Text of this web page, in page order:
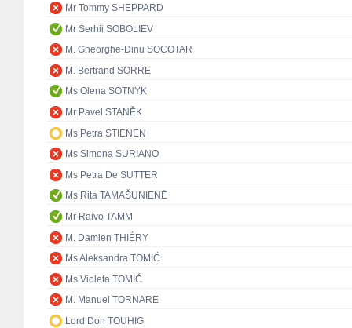
Mr Tommy SHEPPARD
Mr Serhii SOBOLIEV
M. Gheorghe-Dinu SOCOTAR
M. Bertrand SORRE
Ms Olena SOTNYK
Mr Pavel STANĚK
Ms Petra STIENEN
Ms Simona SURIANO
Ms Petra De SUTTER
Ms Rita TAMAŠUNIENĖ
Mr Raivo TAMM
M. Damien THIÉRY
Ms Aleksandra TOMIĆ
Ms Violeta TOMIĆ
M. Manuel TORNARE
Lord Don TOUHIG